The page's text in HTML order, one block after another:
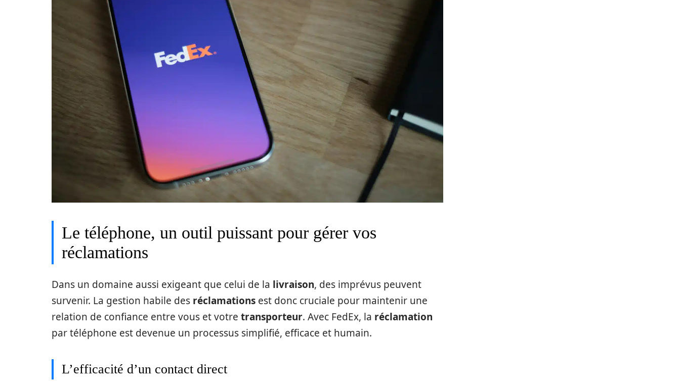
Le téléphone, un outil puissant pour gérer vos
réclamations
Dans un domaine aussi exigeant que celui de la livraison, des imprévus peuvent
survenir. La gestion habile des réclamations est donc cruciale pour maintenir une
relation de confiance entre vous et votre transporteur. Avec FedEx, la réclamation
par téléphone est devenue un processus simplifié, efficace et humain.
L’efficacité d’un contact direct